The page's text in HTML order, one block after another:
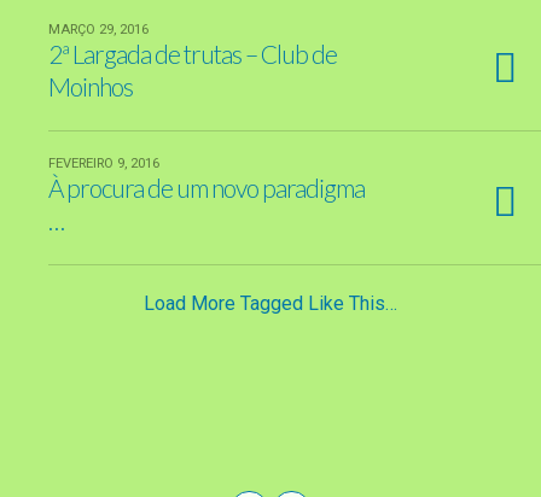
MARÇO 29, 2016
2ª Largada de trutas – Club de
Moinhos
FEVEREIRO 9, 2016
À procura de um novo paradigma
…
Load More Tagged Like This…